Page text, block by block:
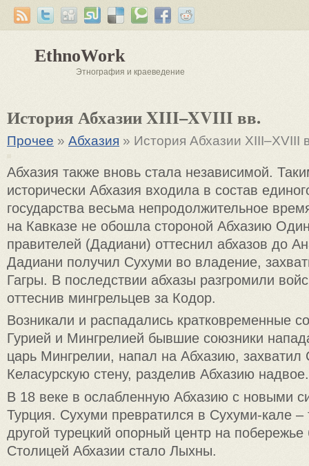
EthnoWork
Этнография и краеведение
История Абхазии XIII–XVIII вв.
Прочее » Абхазия » История Абхазии XIII–XVIII
Абхазия также вновь стала независимой.
исторически Абхазия входила в состав
государства весьма непродолжительное
на Кавказе не обошла стороной Абхазию Один
правителей (Дадиани) оттеснил абхазов до
Дадиани получил Сухуми во владение,
Гагры. В последствии абхазы разгромили
оттеснив мингрельцев за Кодор.
Возникали и распадались кратковременные
Гурией и Мингрелией бывшие союзники
царь Мингрелии, напал на Абхазию, захватил
Келасурскую стену, разделив Абхазию надвое.
В 18 веке в ослабленную Абхазию с новыми
Турция. Сухуми превратился в Сухуми-кале –
другой турецкий опорный центр на
Столицей Абхазии стало Лыхны.